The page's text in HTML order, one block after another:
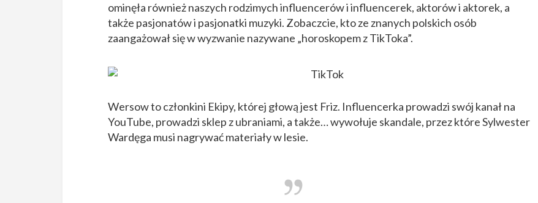
ominęła również naszych rodzimych influencerów i influencerek, aktorów i aktorek, a
także pasjonatów i pasjonatki muzyki. Zobaczcie, kto ze znanych polskich osób
zaangażował się w wyzwanie nazywane „horoskopem z TikToka”.
Wersow to członkini Ekipy, której głową jest Friz. Influencerka prowadzi swój kanał na
YouTube, prowadzi sklep z ubraniami, a także… wywołuje skandale, przez które Sylwester
Wardęga musi nagrywać materiały w lesie.